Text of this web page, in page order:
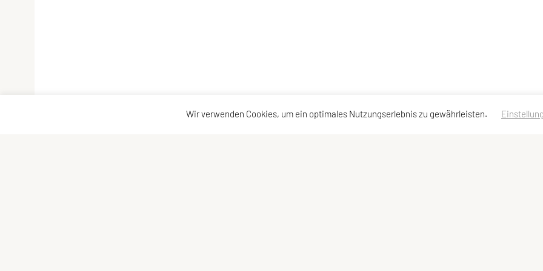
Wir verwenden Cookies, um ein optimales Nutzungserlebnis zu gewährleisten.